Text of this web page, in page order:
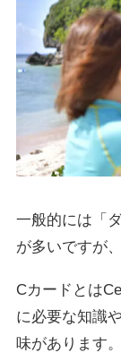
一般的には「
が多いですが
Cカードとは
に必要な知識
味があります。